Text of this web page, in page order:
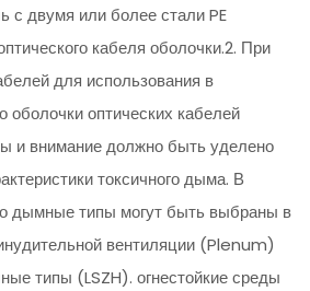
с двумя или более стали PE
кабеля оболочки.2. При
для использования в
оболочки оптических кабелей
и внимание должно быть уделено
токсичного дыма. В
дымные типы могут быть выбраны в
вентиляции (Plenum)
типы (LSZH). огнестойкие среды